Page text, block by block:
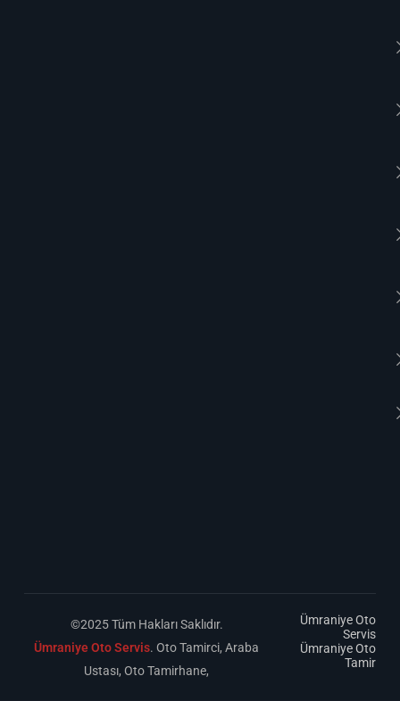
©2025 Tüm Hakları Saklıdır.
Ümraniye Oto Servis. Oto Tamirci, Araba
Ustası, Oto Tamirhane,
Ümraniye Oto
Servis
Ümraniye Oto
Tamir